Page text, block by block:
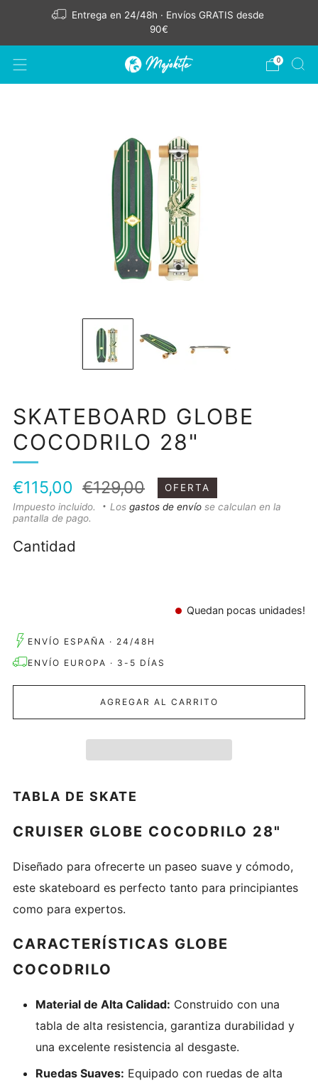
Entrega en 24/48h · Envíos GRATIS desde
90€
0
SKATEBOARD GLOBE
COCODRILO 28"
Precio
habitual
€115,00 Precio
de
€129,00
OFERTA
Impuesto incluido.
Los gastos de envío se calculan en la
pantalla de pago.
Cantidad
Quedan pocas unidades!
ENVÍO ESPAÑA · 24/48H
ENVÍO EUROPA · 3-5 DÍAS
AGREGAR AL CARRITO
TABLA DE SKATE
CRUISER GLOBE COCODRILO 28"
Diseñado para ofrecerte un paseo suave y cómodo,
este skateboard es perfecto tanto para principiantes
como para expertos.
CARACTERÍSTICAS GLOBE
COCODRILO
Material de Alta Calidad: Construido con una
tabla de alta resistencia, garantiza durabilidad y
una excelente resistencia al desgaste.
Ruedas Suaves: Equipado con ruedas de alta